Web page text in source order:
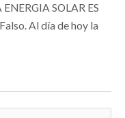
SOLAR ES
Al día de hoy la